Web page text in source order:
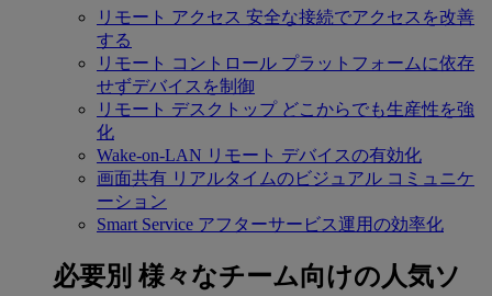
リモート アクセス 安全な接続でアクセスを改善
する
リモート コントロール プラットフォームに依存
せずデバイスを制御
リモート デスクトップ どこからでも生産性を強
化
Wake-on-LAN リモート デバイスの有効化
画面共有 リアルタイムのビジュアル コミュニケ
ーション
Smart Service アフターサービス運用の効率化
必要別 様々なチーム向けの人気ソ